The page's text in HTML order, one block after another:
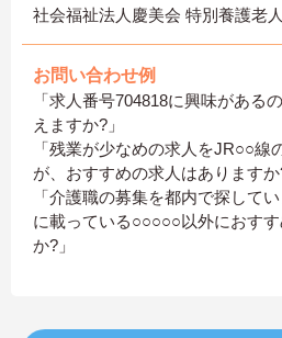
社会福祉法人慶美会 特別養護老
お問い合わせ例
「求人番号704818に興味がある
えますか?」
「残業が少なめの求人をJR○○線
が、おすすめの求人はありますか
「介護職の募集を都内で探して
に載っている○○○○○以外におす
か?」